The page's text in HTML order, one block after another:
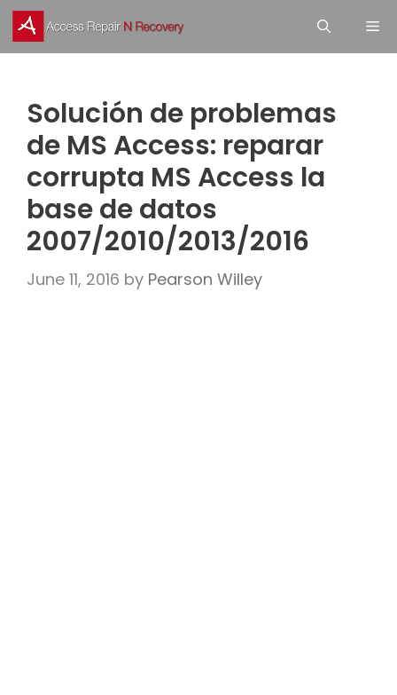
Skip
to
Solución de problemas
de MS Access: reparar
corrupta MS Access la
base de datos
2007/2010/2013/2016
June 11, 2016 by Pearson Willey